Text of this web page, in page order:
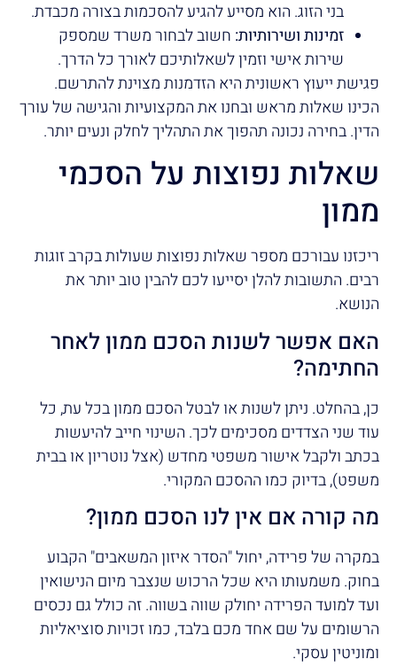
בני הזוג. הוא מסייע להגיע להסכמות בצורה מכבדת.
זמינות ושירותיות: חשוב לבחור משרד שמספק
שירות אישי וזמין לשאלותיכם לאורך כל הדרך.
פגישת ייעוץ ראשונית היא הזדמנות מצוינת להתרשם.
הכינו שאלות מראש ובחנו את המקצועיות והגישה של עורך
הדין. בחירה נכונה תהפוך את התהליך לחלק ונעים יותר.
שאלות נפוצות על הסכמי
ממון
ריכזנו עבורכם מספר שאלות נפוצות שעולות בקרב זוגות
רבים. התשובות להלן יסייעו לכם להבין טוב יותר את
הנושא.
האם אפשר לשנות הסכם ממון לאחר
החתימה?
כן, בהחלט. ניתן לשנות או לבטל הסכם ממון בכל עת, כל
עוד שני הצדדים מסכימים לכך. השינוי חייב להיעשות
בכתב ולקבל אישור משפטי מחדש (אצל נוטריון או בבית
משפט), בדיוק כמו ההסכם המקורי.
מה קורה אם אין לנו הסכם ממון?
במקרה של פרידה, יחול "הסדר איזון המשאבים" הקבוע
בחוק. משמעותו היא שכל הרכוש שנצבר מיום הנישואין
ועד למועד הפרידה יחולק שווה בשווה. זה כולל גם נכסים
הרשומים על שם אחד מכם בלבד, כמו זכויות סוציאליות
ומוניטין עסקי.